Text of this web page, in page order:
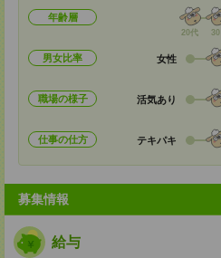
年齢層
20代 30
男女比率 女性
職場の様子 活気あり
仕事の仕方 テキパキ
募集情報
給与